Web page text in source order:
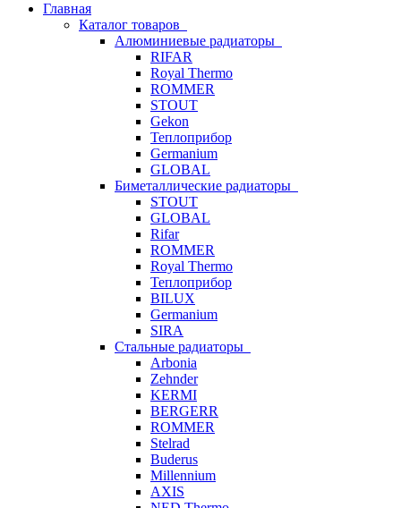
Главная
Каталог товаров
Алюминиевые радиаторы
RIFAR
Royal Thermo
ROMMER
STOUT
Gekon
Теплоприбор
Germanium
GLOBAL
Биметаллические радиаторы
STOUT
GLOBAL
Rifar
ROMMER
Royal Thermo
Теплоприбор
BILUX
Germanium
SIRA
Стальные радиаторы
Arbonia
Zehnder
KERMI
BERGERR
ROMMER
Stelrad
Buderus
Millennium
AXIS